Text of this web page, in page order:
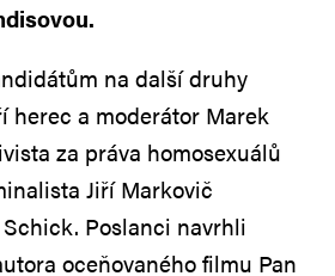
na další druhy
herec a moderátor Marek
za práva homosexuálů
Jiří Markovič
Poslanci navrhli
oceňovaného filmu Pan